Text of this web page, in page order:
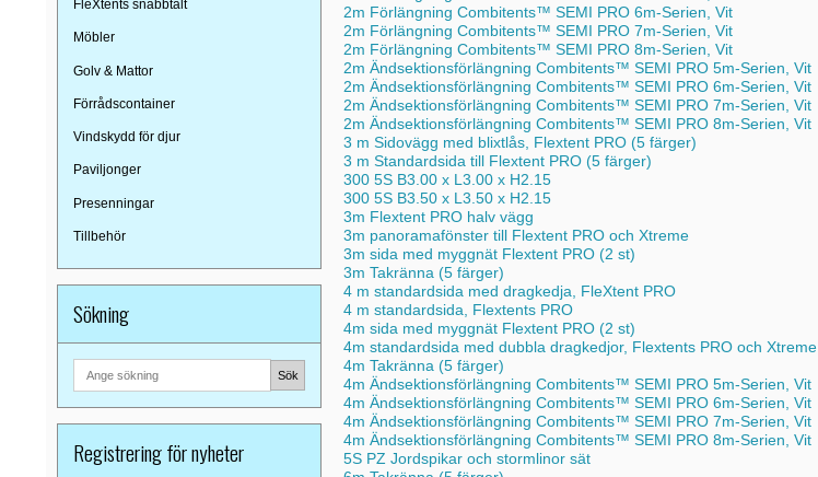
FleXtents snabbtält
Möbler
Golv & Mattor
Förrådscontainer
Vindskydd för djur
Paviljonger
Presenningar
Tillbehör
Sökning
Sök
Registrering för nyheter
2m Förlängning Combitents™ SEMI PRO 6m-Serien, Vit
2m Förlängning Combitents™ SEMI PRO 7m-Serien, Vit
2m Förlängning Combitents™ SEMI PRO 8m-Serien, Vit
2m Ändsektionsförlängning Combitents™ SEMI PRO 5m-Serien, Vit
2m Ändsektionsförlängning Combitents™ SEMI PRO 6m-Serien, Vit
2m Ändsektionsförlängning Combitents™ SEMI PRO 7m-Serien, Vit
2m Ändsektionsförlängning Combitents™ SEMI PRO 8m-Serien, Vit
3 m Sidovägg med blixtlås, Flextent PRO (5 färger)
3 m Standardsida till Flextent PRO (5 färger)
300 5S B3.00 x L3.00 x H2.15
300 5S B3.50 x L3.50 x H2.15
3m Flextent PRO halv vägg
3m panoramafönster till Flextent PRO och Xtreme
3m sida med myggnät Flextent PRO (2 st)
3m Takränna (5 färger)
4 m standardsida med dragkedja, FleXtent PRO
4 m standardsida, Flextents PRO
4m sida med myggnät Flextent PRO (2 st)
4m standardsida med dubbla dragkedjor, Flextents PRO och Xtreme
4m Takränna (5 färger)
4m Ändsektionsförlängning Combitents™ SEMI PRO 5m-Serien, Vit
4m Ändsektionsförlängning Combitents™ SEMI PRO 6m-Serien, Vit
4m Ändsektionsförlängning Combitents™ SEMI PRO 7m-Serien, Vit
4m Ändsektionsförlängning Combitents™ SEMI PRO 8m-Serien, Vit
5S PZ Jordspikar och stormlinor sät